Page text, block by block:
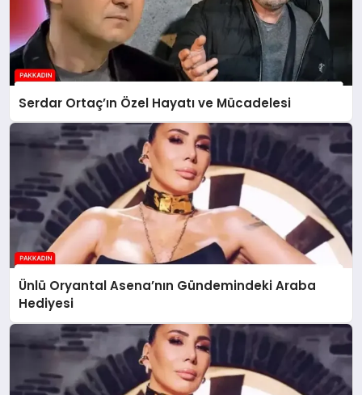
Serdar Ortaç’ın Özel Hayatı ve Mücadelesi
Ünlü Oryantal Asena’nın Gündemindeki Araba
Hediyesi